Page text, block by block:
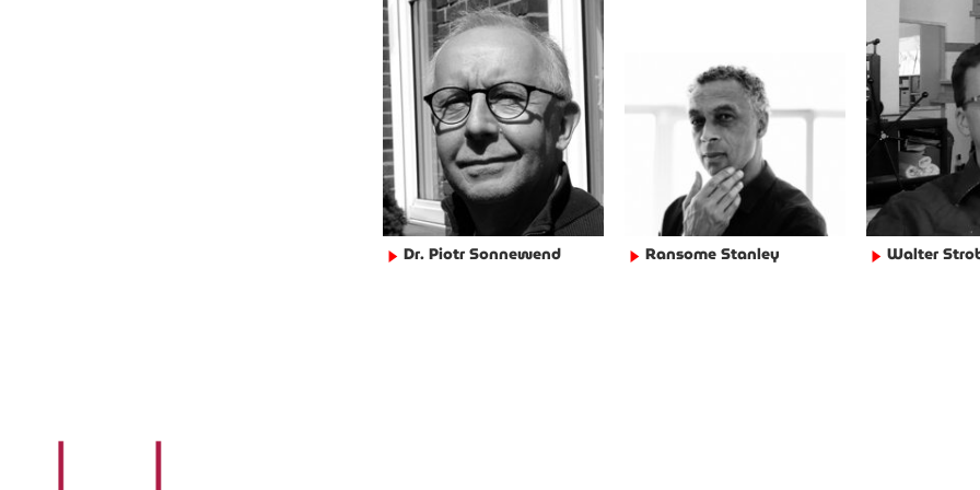
► Dr. Piotr Sonnewend ► Ransome Stanley ► Walter